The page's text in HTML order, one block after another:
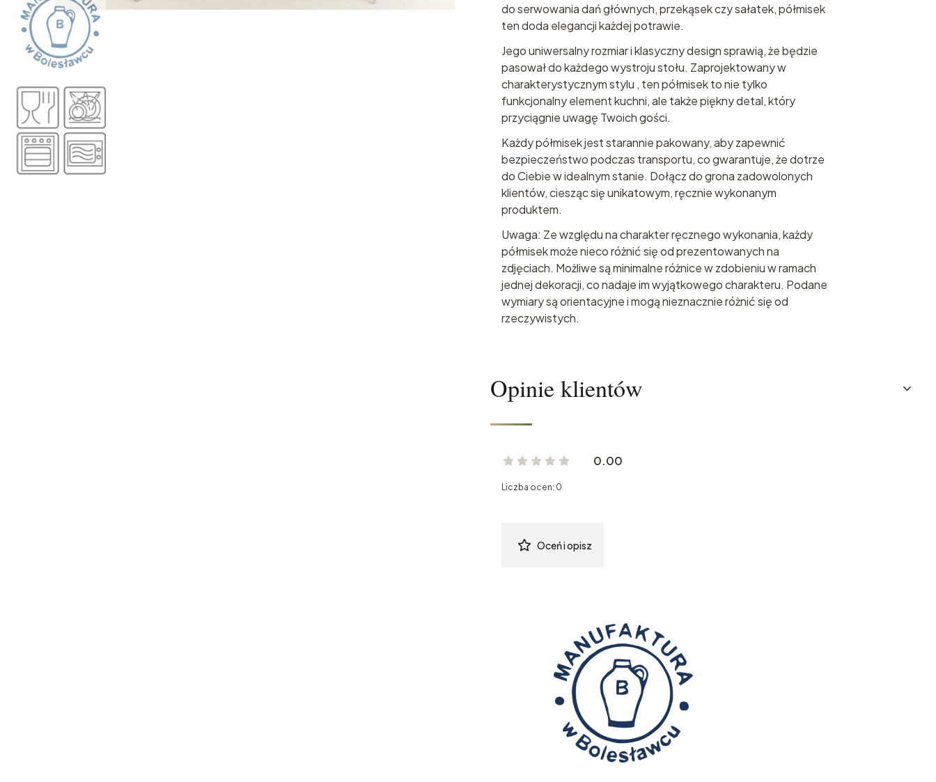
do serwowania dań głównych, przekąsek czy sałatek, półmisek
ten doda elegancji każdej potrawie.
Jego uniwersalny rozmiar i klasyczny design sprawią, że będzie
pasował do każdego wystroju stołu. Zaprojektowany w
charakterystycznym stylu , ten półmisek to nie tylko
funkcjonalny element kuchni, ale także piękny detal, który
przyciągnie uwagę Twoich gości.
Każdy półmisek jest starannie pakowany, aby zapewnić
bezpieczeństwo podczas transportu, co gwarantuje, że dotrze
do Ciebie w idealnym stanie. Dołącz do grona zadowolonych
klientów, ciesząc się unikatowym, ręcznie wykonanym
produktem.
Uwaga: Ze względu na charakter ręcznego wykonania, każdy
półmisek może nieco różnić się od prezentowanych na
zdjęciach. Możliwe są minimalne różnice w zdobieniu w ramach
jednej dekoracji, co nadaje im wyjątkowego charakteru. Podane
wymiary są orientacyjne i mogą nieznacznie różnić się od
rzeczywistych.
Opinie klientów
0.00
Liczba ocen: 0
Oceń i opisz